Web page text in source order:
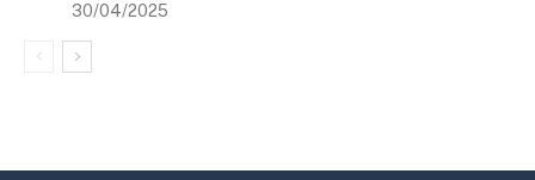
30/04/2025